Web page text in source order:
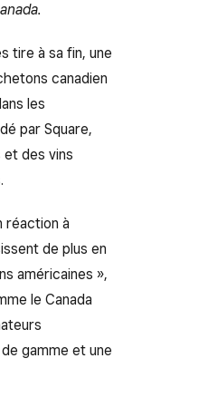
tire à sa fin, une
canadien
les
par Square,
des vins
réaction à
de plus en
américaines »,
le Canada
gamme et une